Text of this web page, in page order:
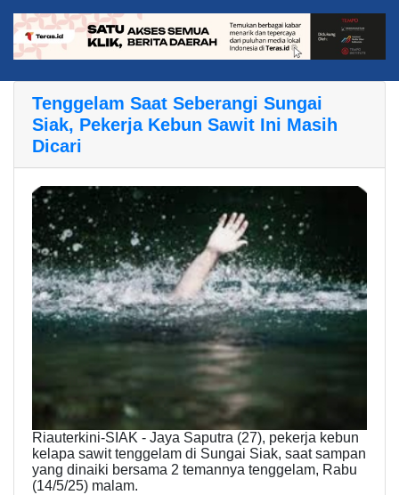
Tenggelam Saat Seberangi Sungai
Siak, Pekerja Kebun Sawit Ini Masih
Dicari
Riauterkini-SIAK - Jaya Saputra (27), pekerja kebun
kelapa sawit tenggelam di Sungai Siak, saat sampan
yang dinaiki bersama 2 temannya tenggelam, Rabu
(14/5/25) malam.